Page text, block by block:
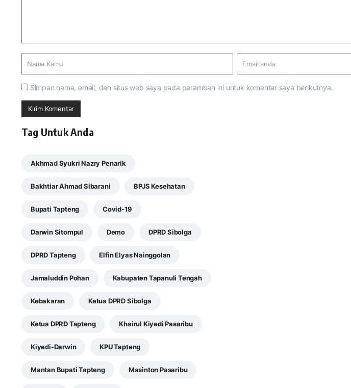
Simpan nama, email, dan situs web saya pada peramban ini untuk komentar saya berikutnya.
Tag Untuk Anda
Akhmad Syukri Nazry Penarik
Bakhtiar Ahmad Sibarani BPJS Kesehatan
Bupati Tapteng Covid-19
Darwin Sitompul Demo DPRD Sibolga
DPRD Tapteng Elfin Elyas Nainggolan
Jamaluddin Pohan Kabupaten Tapanuli Tengah
Kebakaran Ketua DPRD Sibolga
Ketua DPRD Tapteng Khairul Kiyedi Pasaribu
Kiyedi-Darwin KPU Tapteng
Mantan Bupati Tapteng Masinton Pasaribu